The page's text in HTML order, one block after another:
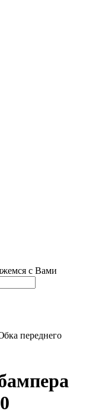
с Вами
переднего